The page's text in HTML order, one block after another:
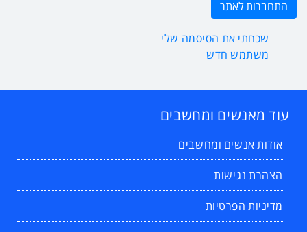
שכחתי את הסיסמה שלי
משתמש חדש
עוד מאנשים ומחשבים
אודות אנשים ומחשבים
הצהרת נגישות
מדיניות הפרטיות